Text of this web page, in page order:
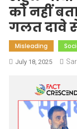
को नहीं
गलत दावे
Misleading
July 18, 2025